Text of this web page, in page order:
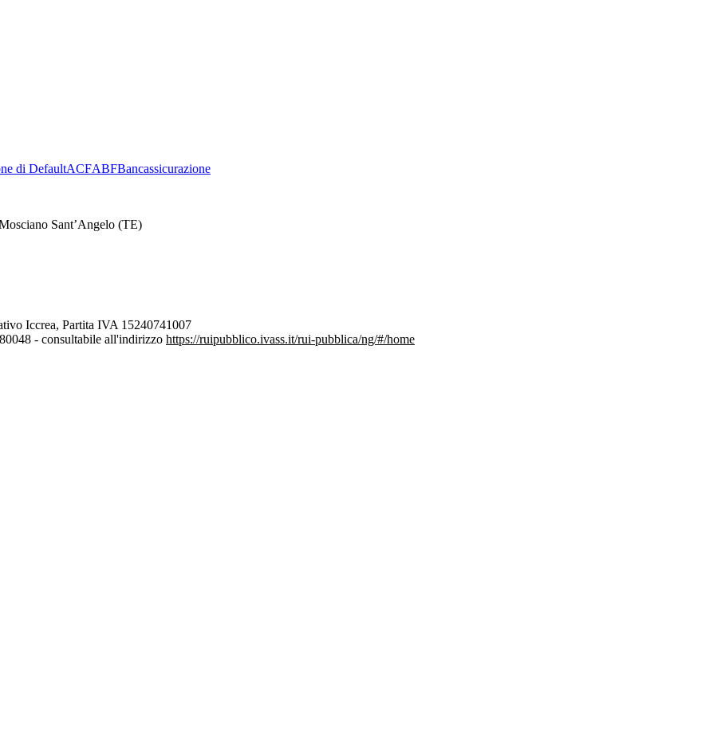
di DefaultACFABFBancassicurazione
Sant’Angelo (TE)
Iccrea, Partita IVA 15240741007
- consultabile all'indirizzo https://ruipubblico.ivass.it/rui-pubblica/ng/#/home